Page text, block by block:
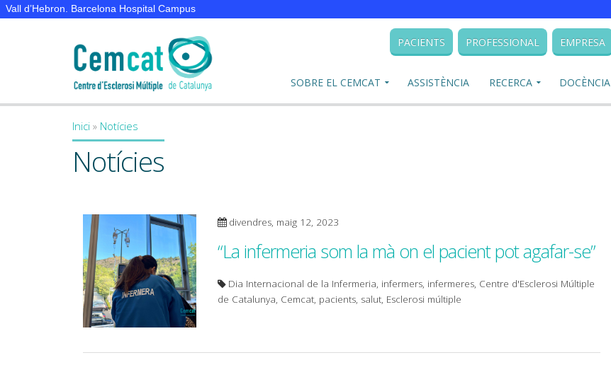
Vall d’Hebron. Barcelona Hospital Campus
PACIENTS PROFESSIONAL EMPRESA
SOBRE EL CEMCAT
ASSISTÈNCIA RECERCA DOCÈNCIA
You are here
Inici » Notícies
Notícies
divendres, maig 12, 2023
“La infermeria som la mà on el pacient pot agafar-se”
Dia Internacional de la Infermeria, infermers, infermeres, Centre d'Esclerosi Múltiple
de Catalunya, Cemcat, pacients, salut, Esclerosi múltiple